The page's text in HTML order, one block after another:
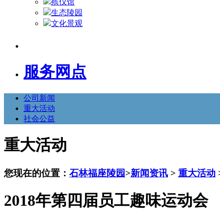
殡仪馆
生态陵园
文化景观
服务网点
公司新闻
重大活动
社会公益
重大活动
您现在的位置： 石林福座陵园>新闻资讯 > 重大活动
2018年第四届员工趣味运动会